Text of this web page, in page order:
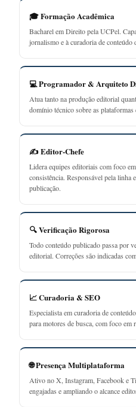
🎓 Formação Acadêmica
Bacharel em Direito pela UCPel.
jornalismo e à curadoria de conteúdo
💻 Programador & Arquiteto
Atua tanto na produção editorial
domínio técnico sobre as
✍️ Editor-Chefe
Lidera equipes editoriais com foco
consistência. Responsável pela linha
publicação.
🔍 Verificação Rigorosa
Todo conteúdo publicado passa por
editorial. Correções são indicadas
📈 Curadoria & SEO
Especialista em curadoria de
para motores de busca, com foco em
🌐 Presença Multiplataforma
Ativo no X, Instagram, Facebook e
engajadas e ampliando o alcance